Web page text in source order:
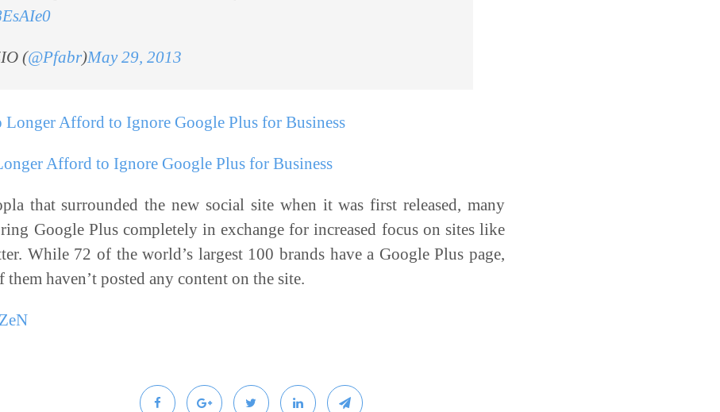
(@Pfabr)May 29, 2013
Afford to Ignore Google Plus for Business
that surrounded the new social site when it was first released, many
Google Plus completely in exchange for increased focus on sites like
While 72 of the world’s largest 100 brands have a Google Plus page,
haven’t posted any content on the site.